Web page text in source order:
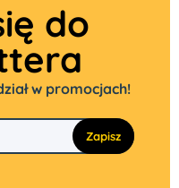
do
w promocjach!